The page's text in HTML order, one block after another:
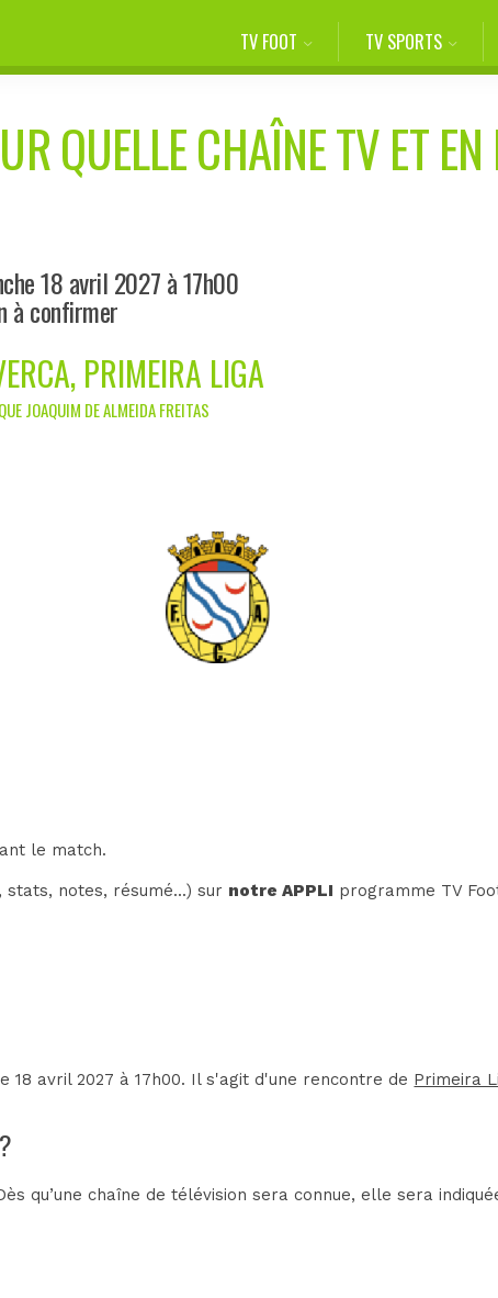
TV FOOT TV SPORTS
QUELLE CHAÎNE TV ET
18 avril 2027 à 17h00
à confirmer
PRIMEIRA LIGA
JOAQUIM DE ALMEIDA FREITAS
le match.
notes, résumé...) sur notre APPLI programme TV
avril 2027 à 17h00. Il s'agit d'une rencontre de Primeira
qu’une chaîne de télévision sera connue, elle sera